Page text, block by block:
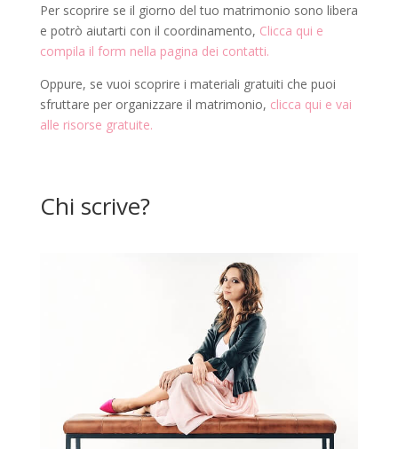
Per scoprire se il giorno del tuo matrimonio sono libera
e potrò aiutarti con il coordinamento, Clicca qui e
compila il form nella pagina dei contatti.
Oppure, se vuoi scoprire i materiali gratuiti che puoi
sfruttare per organizzare il matrimonio, clicca qui e vai
alle risorse gratuite.
Chi scrive?